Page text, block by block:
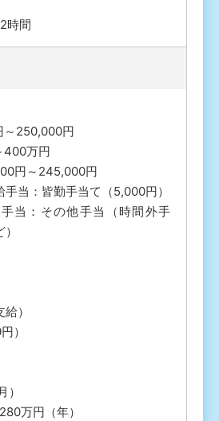
時間
250,000円
万円
円～245,000円
手当：皆勤手当て（5,000円）
当：その他手当（時間外手
）
）
万円（年）